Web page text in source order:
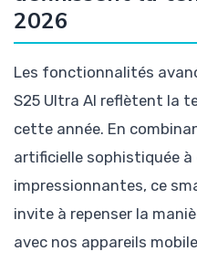
2026
Les fonctionnalités
S25 Ultra AI reflètent la
cette année. En
artificielle sophistiquée
impressionnantes, ce
invite à repenser la
avec nos appareils